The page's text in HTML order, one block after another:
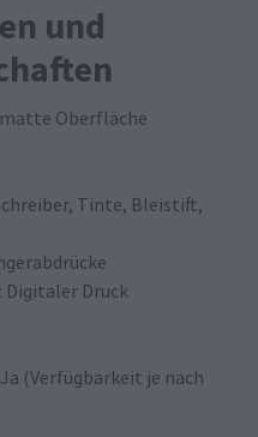
und
Oberfläche
Tinte, Bleistift,
Druck
(Verfügbarkeit je nach